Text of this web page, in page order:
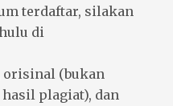
terdaftar, silakan
di
orisinal (bukan
plagiat), dan